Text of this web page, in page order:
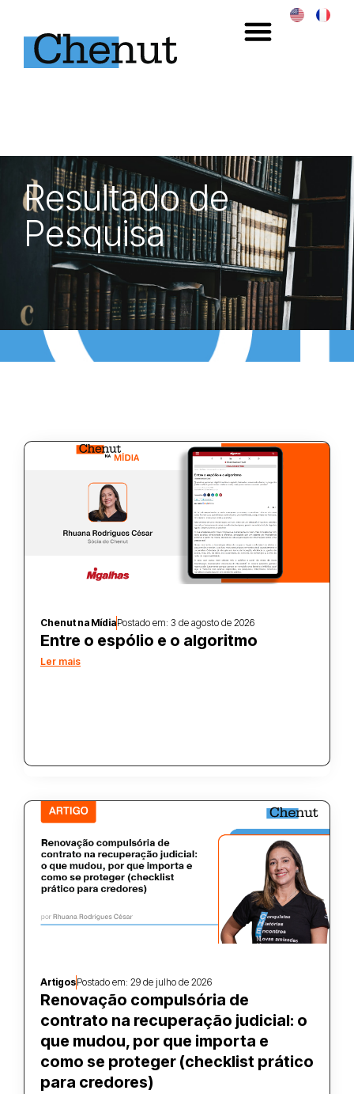
Resultado de
Pesquisa
Chenut na MídiaPostado em: 3 de agosto de 2026
Entre o espólio e o algoritmo
Ler mais
ArtigosPostado em: 29 de julho de 2026
Renovação compulsória de
contrato na recuperação judicial: o
que mudou, por que importa e
como se proteger (checklist prático
para credores)